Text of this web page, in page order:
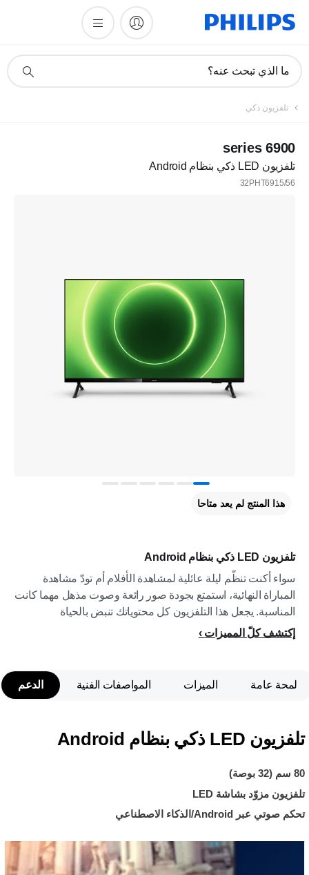
دعم
ما الذي تبحث عنه؟
تلفزيون ذكي
6900 series
تلفزيون LED ذكي بنظام Android
32PHT6915/56
تلفزيون LED ذكي بنظام Android
سواء أكنت تنظّم ليلة عائلية لمشاهدة الأفلام أم تودّ مشاهدة
المباراة النهائية، استمتع بجودة صور رائعة وصوت مذهل مهما كانت
المناسبة. يجعل هذا التلفزيون كل محتوياتك تنبض بالحياة
إكتشف كلّ المميزات
هذا المنتج لم يعد متاحا
لمحة عامة الميزات المواصفات الفنية الدعم
تلفزيون LED ذكي بنظام Android
80 سم (32 بوصة)
تلفزيون مزوّد بشاشة LED
تحكم صوتي عبر Android/الذكاء الاصطناعي